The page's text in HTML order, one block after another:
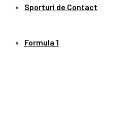
Sporturi de Contact
Formula 1